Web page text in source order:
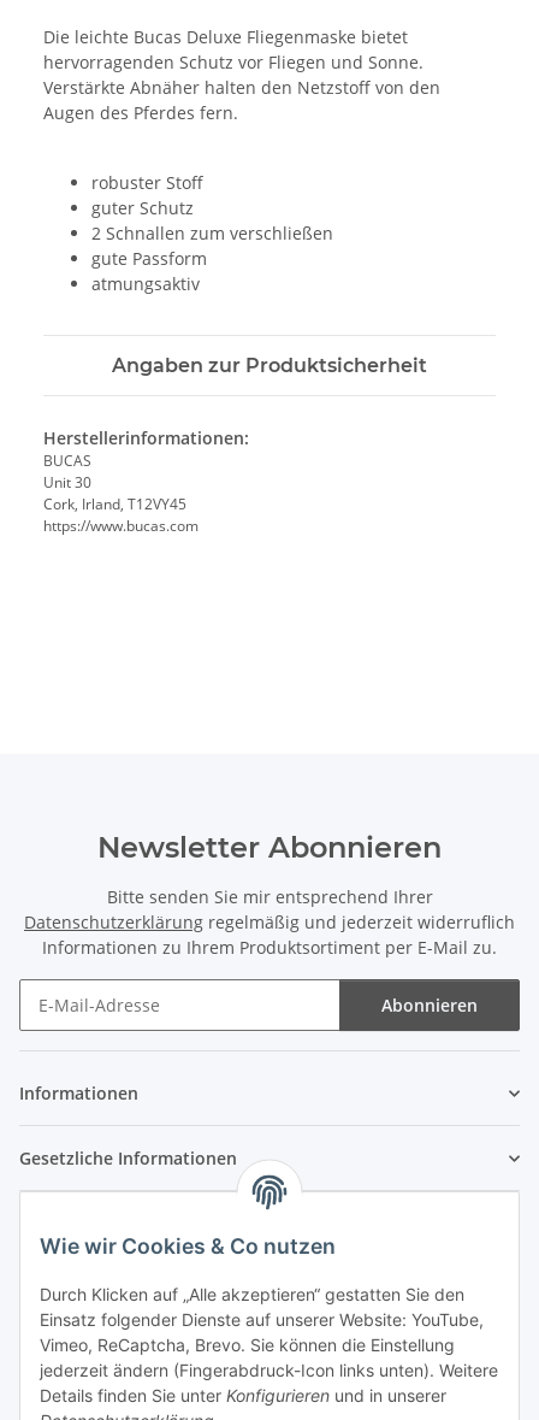
Wie wir Cookies & Co nutzen
Durch Klicken auf „Alle akzeptieren“ gestatten Sie den
Einsatz folgender Dienste auf unserer Website: YouTube,
Vimeo, ReCaptcha, Brevo. Sie können die Einstellung
jederzeit ändern (Fingerabdruck-Icon links unten). Weitere
Details finden Sie unter Konfigurieren und in unserer
Die leichte Bucas Deluxe Fliegenmaske bietet
hervorragenden Schutz vor Fliegen und Sonne.
Verstärkte Abnäher halten den Netzstoff von den
Augen des Pferdes fern.
robuster Stoff
guter Schutz
2 Schnallen zum verschließen
gute Passform
atmungsaktiv
Angaben zur Produktsicherheit
Herstellerinformationen:
BUCAS
Unit 30
Cork, Irland, T12VY45
https://www.bucas.com
Newsletter Abonnieren
Bitte senden Sie mir entsprechend Ihrer
Datenschutzerklärung regelmäßig und jederzeit widerruflich
Informationen zu Ihrem Produktsortiment per E-Mail zu.
Abonnieren
Informationen
Gesetzliche Informationen